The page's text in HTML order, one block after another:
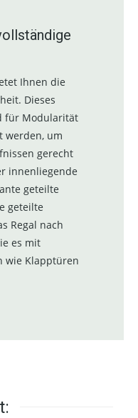
Ihnen die
Dieses
für Modularität
werden, um
gerecht
innenliegende
geteilte
geteilte
Regal nach
es mit
wie Klapptüren